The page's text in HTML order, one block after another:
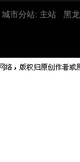
城市分站: 主站 黑